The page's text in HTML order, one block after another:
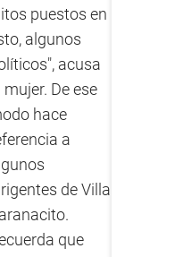
puestos en
algunos
acusa
mujer. De ese
hace
a
de Villa
que